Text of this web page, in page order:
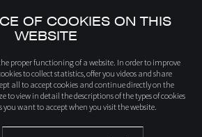
OF COOKIES ON THIS
WEBSITE
proper functioning of a website. In order to improve
to collect statistics, offer you videos and share
all to accept cookies and continue directly on the
to view in detail the descriptions of the types of cookies
you want to accept when you visit the website.